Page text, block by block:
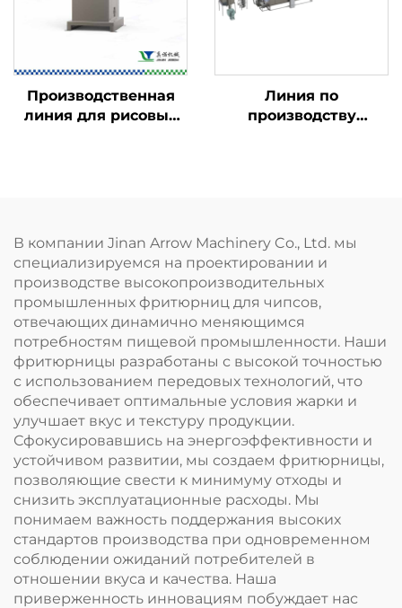
Производственная
линия для рисовых
Линия по
производству
В компании Jinan Arrow Machinery Co., Ltd. мы
специализируемся на проектировании и
производстве высокопроизводительных
промышленных фритюрниц для чипсов,
отвечающих динамично меняющимся
потребностям пищевой промышленности. Наши
фритюрницы разработаны с высокой точностью
с использованием передовых технологий, что
обеспечивает оптимальные условия жарки и
улучшает вкус и текстуру продукции.
Сфокусировавшись на энергоэффективности и
устойчивом развитии, мы создаем фритюрницы,
позволяющие свести к минимуму отходы и
снизить эксплуатационные расходы. Мы
понимаем важность поддержания высоких
стандартов производства при одновременном
соблюдении ожиданий потребителей в
отношении вкуса и качества. Наша
приверженность инновациям побуждает нас